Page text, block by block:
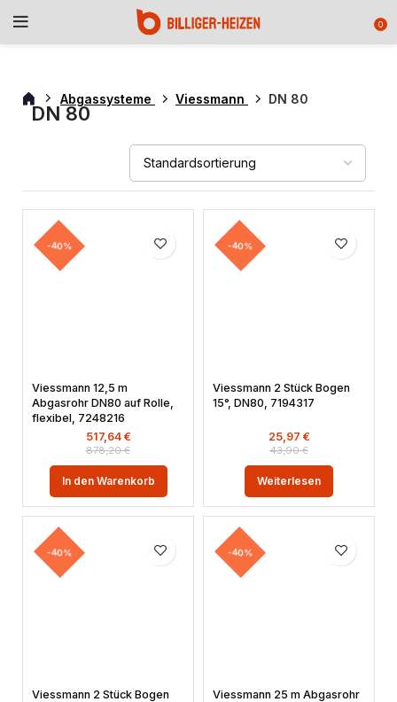
0
Abgassysteme Viessmann DN 80
DN 80
-40%
Viessmann 12,5 m
Abgasrohr DN80 auf Rolle,
flexibel, 7248216
878,20€
517,64 €
In den Warenkorb
-40%
Viessmann 2 Stück Bogen
15°, DN80, 7194317
43,90€
25,97 €
Weiterlesen
-40%
Viessmann 2 Stück Bogen
-40%
Viessmann 25 m Abgasrohr